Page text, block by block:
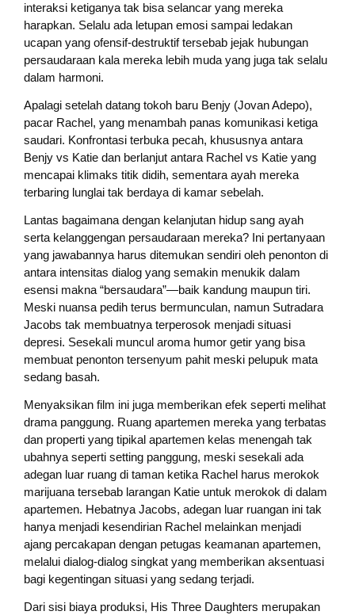
interaksi ketiganya tak bisa selancar yang mereka
harapkan. Selalu ada letupan emosi sampai ledakan
ucapan yang ofensif-destruktif tersebab jejak hubungan
persaudaraan kala mereka lebih muda yang juga tak selalu
dalam harmoni.
Apalagi setelah datang tokoh baru Benjy (Jovan Adepo),
pacar Rachel, yang menambah panas komunikasi ketiga
saudari. Konfrontasi terbuka pecah, khususnya antara
Benjy vs Katie dan berlanjut antara Rachel vs Katie yang
mencapai klimaks titik didih, sementara ayah mereka
terbaring lunglai tak berdaya di kamar sebelah.
Lantas bagaimana dengan kelanjutan hidup sang ayah
serta kelanggengan persaudaraan mereka? Ini pertanyaan
yang jawabannya harus ditemukan sendiri oleh penonton di
antara intensitas dialog yang semakin menukik dalam
esensi makna “bersaudara”—baik kandung maupun tiri.
Meski nuansa pedih terus bermunculan, namun Sutradara
Jacobs tak membuatnya terperosok menjadi situasi
depresi. Sesekali muncul aroma humor getir yang bisa
membuat penonton tersenyum pahit meski pelupuk mata
sedang basah.
Menyaksikan film ini juga memberikan efek seperti melihat
drama panggung. Ruang apartemen mereka yang terbatas
dan properti yang tipikal apartemen kelas menengah tak
ubahnya seperti setting panggung, meski sesekali ada
adegan luar ruang di taman ketika Rachel harus merokok
marijuana tersebab larangan Katie untuk merokok di dalam
apartemen. Hebatnya Jacobs, adegan luar ruangan ini tak
hanya menjadi kesendirian Rachel melainkan menjadi
ajang percakapan dengan petugas keamanan apartemen,
melalui dialog-dialog singkat yang memberikan aksentuasi
bagi kegentingan situasi yang sedang terjadi.
Dari sisi biaya produksi, His Three Daughters merupakan